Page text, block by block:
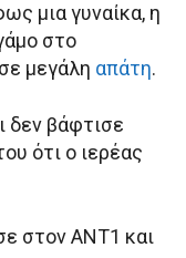
μια γυναίκα, η
στο
μεγάλη απάτη.
δεν βάφτισε
ότι ο ιερέας
στον ANT1 και